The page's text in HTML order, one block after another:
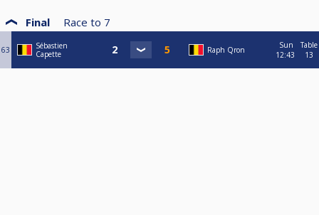
Final Race to 7
63
Sébastien
Capette
Raph Qron
Sun
12:43
Table
13